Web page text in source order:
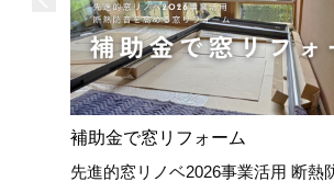
補助金で窓リフォーム
先進的窓リノベ2026事業活用 断熱